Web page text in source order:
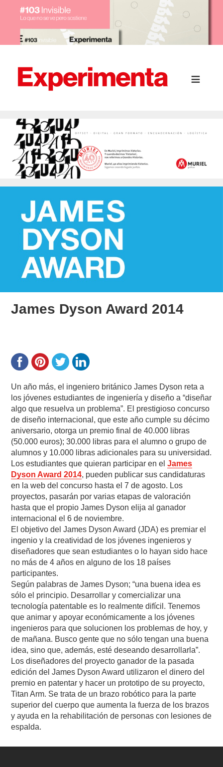
James Dyson Award 2014
Un año más, el ingeniero británico James Dyson reta a
los jóvenes estudiantes de ingeniería y diseño a “diseñar
algo que resuelva un problema”. El prestigioso concurso
de diseño internacional, que este año cumple su décimo
aniversario, otorga un premio final de 40.000 libras
(50.000 euros); 30.000 libras para el alumno o grupo de
alumnos y 10.000 libras adicionales para su universidad.
Los estudiantes que quieran participar en elJames
Dyson Award 2014, pueden publicar sus candidaturas
en la web del concurso hasta el 7 de agosto. Los
proyectos, pasarán por varias etapas de valoración
hasta que el propio James Dyson elija al ganador
internacional el 6 de noviembre.
El objetivo del James Dyson Award (JDA) es premiar el
ingenio y la creatividad de los jóvenes ingenieros y
diseñadores que sean estudiantes o lo hayan sido hace
no más de 4 años en alguno de los 18 países
participantes.
Según palabras de James Dyson; “una buena idea es
sólo el principio. Desarrollar y comercializar una
tecnología patentable es lo realmente difícil. Tenemos
que animar y apoyar económicamente a los jóvenes
ingenieros para que solucionen los problemas de hoy, y
de mañana. Busco gente que no sólo tengan una buena
idea, sino que, además, esté deseando desarrollarla”.
Los diseñadores del proyecto ganador de la pasada
edición del James Dyson Award utilizaron el dinero del
premio en patentar y hacer un prototipo de su proyecto,
Titan Arm. Se trata de un brazo robótico para la parte
superior del cuerpo que aumenta la fuerza de los brazos
y ayuda en la rehabilitación de personas con lesiones de
espalda.